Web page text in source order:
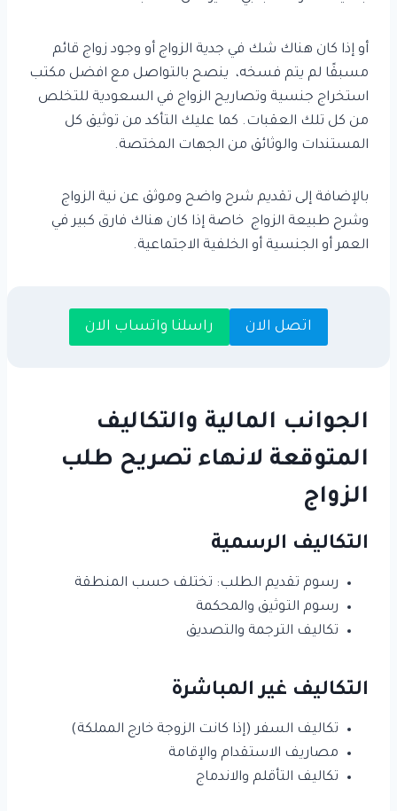
أو إذا كان هناك شك في جدية الزواج أو وجود زواج قائم
مسبقًا لم يتم فسخه، ينصح بالتواصل مع افضل مكتب
استخراج جنسية وتصاريح الزواج في السعودية للتخلص
من كل تلك العقبات. كما عليك التأكد من توثيق كل
المستندات والوثائق من الجهات المختصة.
بالإضافة إلى تقديم شرح واضح وموثق عن نية الزواج
وشرح طبيعة الزواج خاصة إذا كان هناك فارق كبير في
العمر أو الجنسية أو الخلفية الاجتماعية.
اتصل الان راسلنا واتساب الان
الجوانب المالية والتكاليف
المتوقعة لانهاء تصريح طلب
الزواج
التكاليف الرسمية
رسوم تقديم الطلب: تختلف حسب المنطقة
رسوم التوثيق والمحكمة
تكاليف الترجمة والتصديق
التكاليف غير المباشرة
تكاليف السفر (إذا كانت الزوجة خارج المملكة)
مصاريف الاستقدام والإقامة
تكاليف التأقلم والاندماج